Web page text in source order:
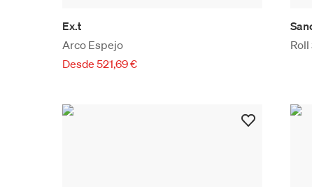
Ex.t
Arco Espejo
Desde 521,69 €
Roll